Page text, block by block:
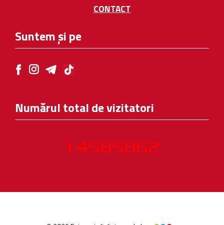
CONTACT
Suntem și pe
Numărul total de vizitatori